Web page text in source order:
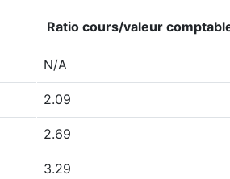
Ratio cours/valeur
N/A
2.09
2.69
3.29